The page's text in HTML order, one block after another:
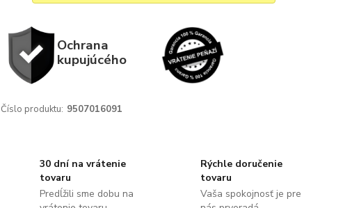
Ochrana
kupujúcého
Číslo produktu: 9507016091
30 dní na vrátenie
tovaru
Predĺžili sme dobu na
Rýchle doručenie
tovaru
Vaša spokojnosť je pre